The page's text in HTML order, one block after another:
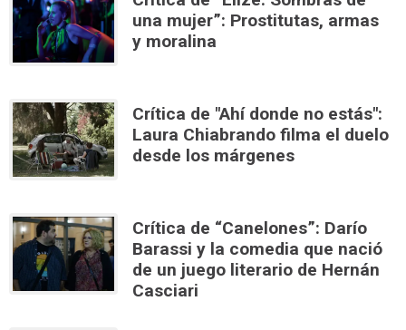
una mujer”: Prostitutas, armas
y moralina
Crítica de "Ahí donde no estás":
Laura Chiabrando filma el duelo
desde los márgenes
Crítica de “Canelones”: Darío
Barassi y la comedia que nació
de un juego literario de Hernán
Casciari